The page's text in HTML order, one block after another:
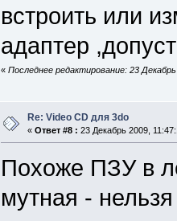
встроить или
адаптер
«Последнее редактирование: 23
Re: Video CD для 3do
« Ответ #8 : 23 Декабрь 2009,
Похоже ПЗУ в
мутная -